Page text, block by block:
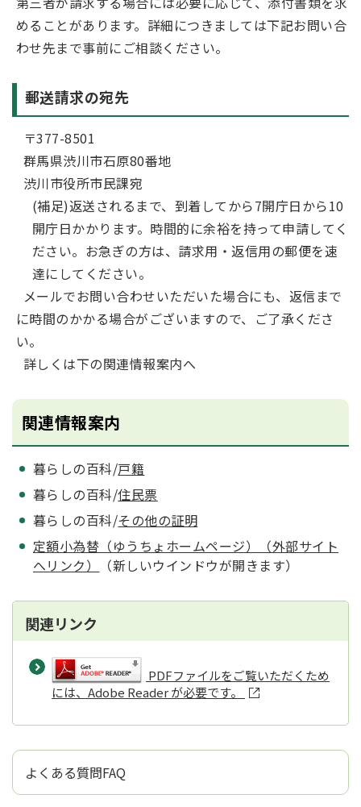
めることがあります。詳細につきましては下記お問い合
わせ先まで事前にご相談ください。
郵送請求の宛先
〒377-8501
群馬県渋川市石原80番地
渋川市役所市民課宛
(補足)返送されるまで、到着してから7開庁日から10
開庁日かかります。時間的に余裕を持って申請してく
ださい。お急ぎの方は、請求用・返信用の郵便を速
達にしてください。
メールでお問い合わせいただいた場合にも、返信まで
に時間のかかる場合がございますので、ご了承くださ
い。
詳しくは下の関連情報案内へ
関連情報案内
暮らしの百科/戸籍
暮らしの百科/住民票
暮らしの百科/その他の証明
定額小為替（ゆうちょホームページ）（外部サイト
へリンク）
（新しいウインドウが開きます）
関連リンク
PDFファイルをご覧いただくため
には、Adobe Reader が必要です。
よくある質問FAQ